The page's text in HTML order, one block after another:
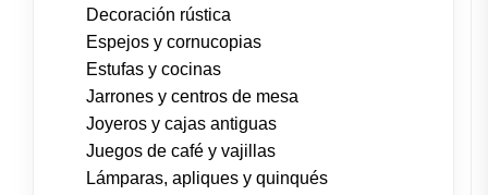
Decoración rústica
Espejos y cornucopias
Estufas y cocinas
Jarrones y centros de mesa
Joyeros y cajas antiguas
Juegos de café y vajillas
Lámparas, apliques y quinqués